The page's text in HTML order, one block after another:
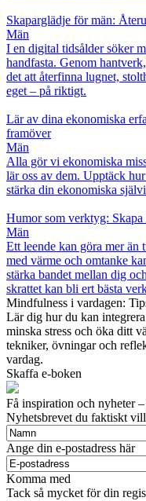
Skaparglädje för män:
Män
I en digital tidsålder söker
handfasta. Genom
det att återfinna lugnet,
eget – på riktigt.
Lär av dina ekonomiska
framöver
Män
Alla gör vi ekonomiska
lär oss av dem. Upptäck
stärka din ekonomiska
Humor som verktyg:
Män
Ett leende kan göra mer än
med värme och omtanke
stärka bandet mellan dig
skrattet kan bli ert bästa
Mindfulness i vardagen:
Lär dig hur du kan
minska stress och öka ditt
tekniker, övningar och
vardag.
Skaffa e-boken
Få inspiration och nyheter
Nyhetsbrevet du faktiskt vill
Ange din e-postadress här
Komma med
Tack så mycket för din